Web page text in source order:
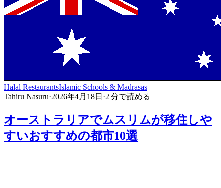
Halal RestaurantsIslamic Schools & Madrasas
Tahiru Nasuru·2026年4月18日 ·2 分で読める
オーストラリアでムスリムが移住しや
すいおすすめの都市10選